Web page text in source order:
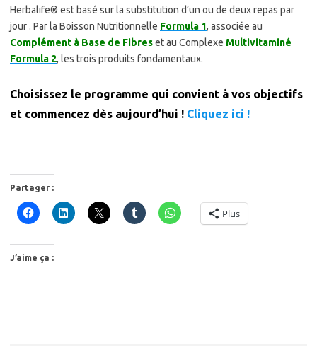
Herbalife® est basé sur la substitution d’un ou de deux repas par
jour . Par la Boisson Nutritionnelle Formula 1, associée au
Complément à Base de Fibreset au Complexe Multivitaminé
Formula 2, les trois produits fondamentaux.
Choisissez le programme qui convient à vos objectifs
et commencez dès aujourd’hui ! Cliquez ici !
Partager :
Plus
J’aime ça :